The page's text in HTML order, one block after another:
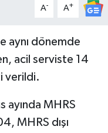
A- A+
aynı dönemde
acil serviste 14
verildi.
ayında MHRS
MHRS dışı